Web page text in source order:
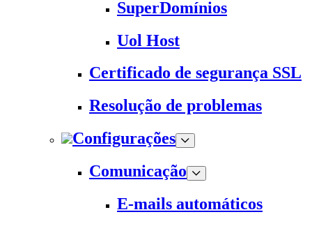
SuperDomínios
Uol Host
Certificado de segurança SSL
Resolução de problemas
Configurações
Comunicação
E-mails automáticos